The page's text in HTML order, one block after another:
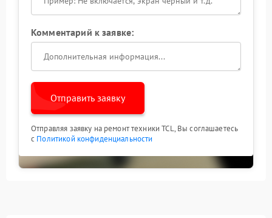
Комментарий к заявке:
Отправить заявку
Отправляя заявку на ремонт техники TCL, Вы соглашаетесь
с Политикой конфиденциальности